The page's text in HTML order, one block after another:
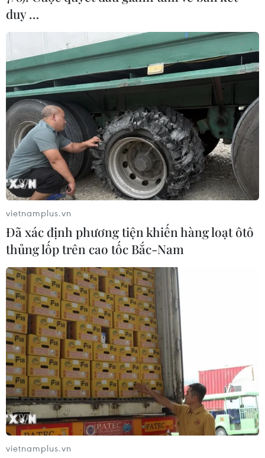
#Nhà thiết kế Huy Trần #Người nổi tiếng
#Bộ sưu tập
#Thảm đỏ
#Đẹp Fashion Runway 3
#Thời trang
TP. Hà Nội
Theo dõi VietnamPlus
TIN LIÊN QUAN
duy …
vietnamplus.vn
Đã xác định phương tiện khiến hàng loạt ôtô
thủng lốp trên cao tốc Bắc-Nam
vietnamplus.vn